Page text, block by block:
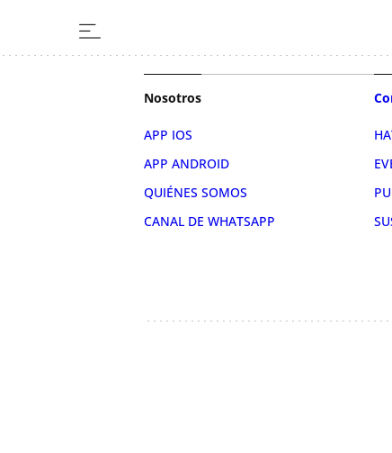
Nosotros
APP IOS
APP ANDROID
QUIÉNES SOMOS
CANAL DE WHATSAPP